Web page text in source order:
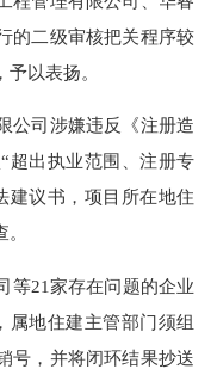
的二级审核把关程序较
以表扬。
司涉嫌违反《注册造
超出执业范围、注册专
建议书，项目所在地住
21家存在问题的企业
属地住建主管部门须组
号，并将闭环结果抄送